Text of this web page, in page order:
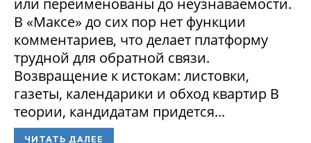
В «Максе» до сих пор нет функции
комментариев, что делает платформу
трудной для обратной связи.
Возвращение к истокам: листовки,
газеты, календарики и обход квартир В
теории, кандидатам придется...
ЧИТАТЬ ДАЛЕЕ